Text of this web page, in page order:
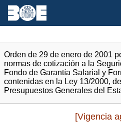
Orden de 29 de enero de 2001
normas de cotización a la
Fondo de Garantía Salarial y
contenidas en la Ley 13/2000,
Presupuestos Generales del
[Vigencia